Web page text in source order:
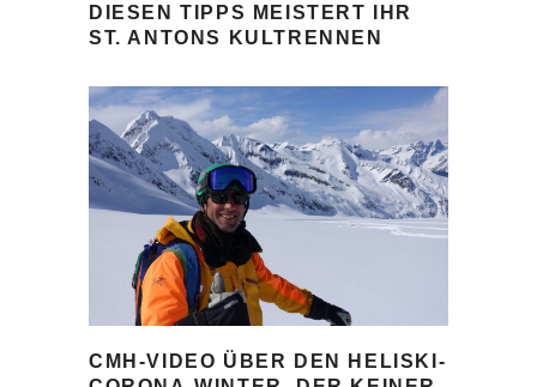
IESEN TIPPS MEISTERT IHR S
T. ANTONS KULTRENNEN
CMH-VIDEO ÜBER DEN HELISKI-